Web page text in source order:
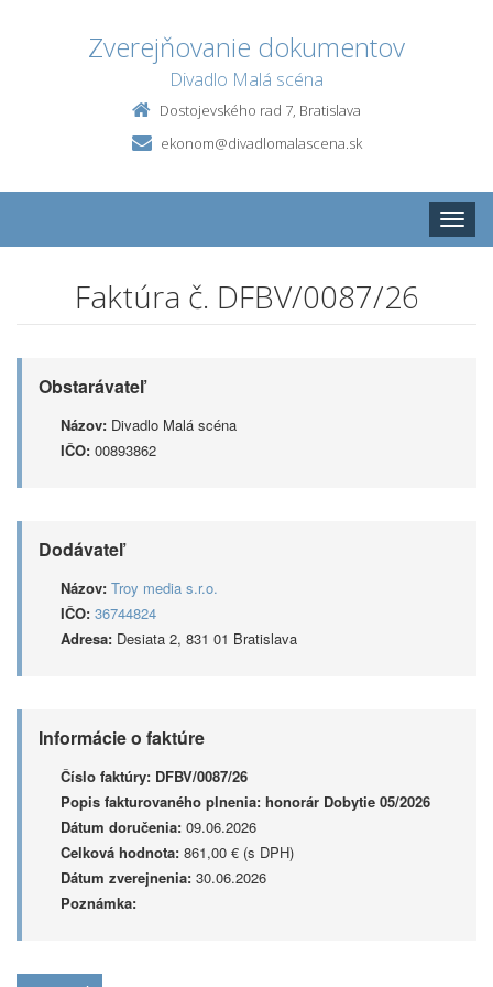
Zverejňovanie dokumentov
Divadlo Malá scéna
Dostojevského rad 7, Bratislava
ekonom@divadlomalascena.sk
Toggle
Faktúra č. DFBV/0087/26
Obstarávateľ
Názov: Divadlo Malá scéna
IČO: 00893862
Dodávateľ
Názov: Troy media s.r.o.
IČO: 36744824
Adresa: Desiata 2, 831 01 Bratislava
Informácie o faktúre
Číslo faktúry: DFBV/0087/26
Popis fakturovaného plnenia: honorár Dobytie 05/2026
Dátum doručenia: 09.06.2026
Celková hodnota: 861,00 € (s DPH)
Dátum zverejnenia: 30.06.2026
Poznámka: